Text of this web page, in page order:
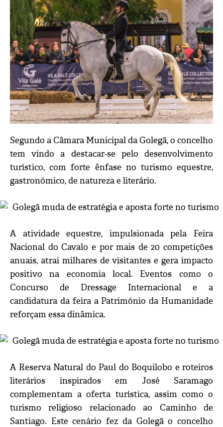
Segundo a Câmara Municipal da Golegã, o concelho
tem vindo a destacar-se pelo desenvolvimento
turístico, com forte ênfase no turismo equestre,
gastronómico, de natureza e literário.
A atividade equestre, impulsionada pela Feira
Nacional do Cavalo e por mais de 20 competições
anuais, atrai milhares de visitantes e gera impacto
positivo na economia local. Eventos como o
Concurso de Dressage Internacional e a
candidatura da feira a Património da Humanidade
reforçam essa dinâmica.
A Reserva Natural do Paul do Boquilobo e roteiros
literários inspirados em José Saramago
complementam a oferta turística, assim como o
turismo religioso relacionado ao Caminho de
Santiago. Este cenário fez da Golegã o concelho